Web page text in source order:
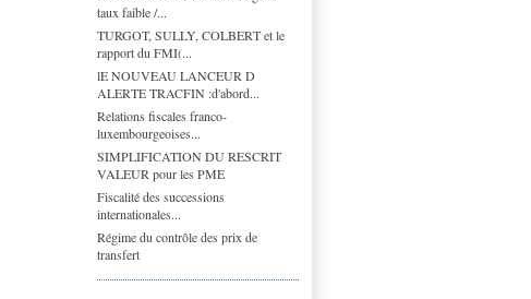
taux faible /...
TURGOT, SULLY, COLBERT et le
rapport du FMI(...
lE NOUVEAU LANCEUR D
ALERTE TRACFIN :d'abord...
Relations fiscales franco-
luxembourgeoises...
SIMPLIFICATION DU RESCRIT
VALEUR pour les PME
Fiscalité des successions
internationales...
Régime du contrôle des prix de
transfert